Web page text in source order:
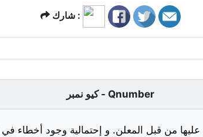
شارك :
كيو نمبر - Qnumber
من قبل المعلن. و إحتمالية وجود أخطاء